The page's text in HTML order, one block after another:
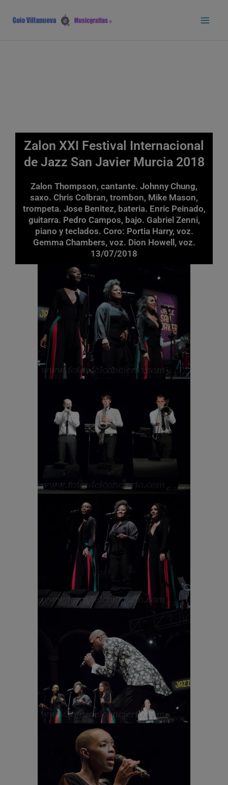
contenido
Zalon XXI Festival Internacional
de Jazz San Javier Murcia 2018
Zalon Thompson, cantante. Johnny Chung,
saxo. Chris Colbran, trombon, Mike Mason,
trompeta. Jose Benitez, bateria. Enric Peinado,
guitarra. Pedro Campos, bajo. Gabriel Zenni,
piano y teclados. Coro: Portia Harry, voz.
Gemma Chambers, voz. Dion Howell, voz.
13/07/2018